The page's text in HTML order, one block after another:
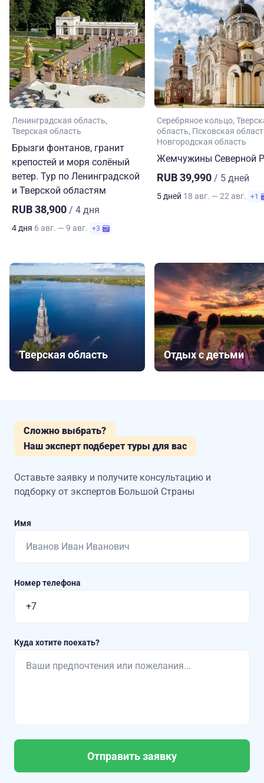
Ленинградская область
Тверская область
Брызги фонтанов, гранит
крепостей и моря солёный
ветер. Тур по Ленинградской
и Тверской областям
RUB 38,900 / 4 дня
4 дня 6 авг. — 9 авг. +3
Серебряное кольцо
область Псковская
Новгородская область
Жемчужины Северной
RUB 39,990 / 5 дней
5 дней 18 авг. — 22 авг. +1
Тверская область Отдых с детьми
Сложно выбрать?
Наш эксперт подберет туры для вас
Оставьте заявку и получите консультацию и
подборку от экспертов Большой Страны
Имя
Номер телефона
Куда хотите поехать?
Отправить заявку